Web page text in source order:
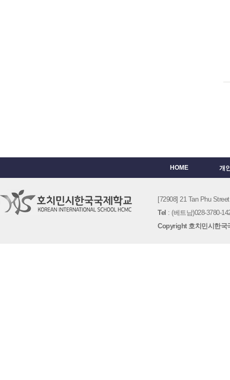
HOME 개
[72908] 21 Tan Phu
Tel : (베트남)028-3780-
Copyright 호치민시한국